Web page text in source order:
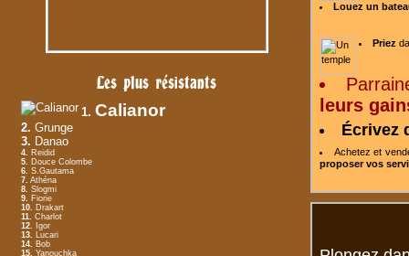
Les plus résistants
1. Calianor
2. Grunge
3. Danao
4. Reidid
5. Douce Colombe
6. S.Gautama
7. Athéna
8. Slogmi
9. Fiorie
10. Drakart
11. Charlot
12. Igor
13. Lucari
14. Bob
15. Yanouchka
Louez un
Priez
leurs
Écrivez
Achetez et
proposer vos